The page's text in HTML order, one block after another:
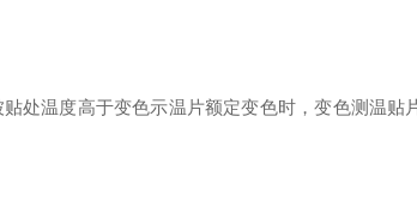
处温度高于变色示温片额定变色时，变色测温贴